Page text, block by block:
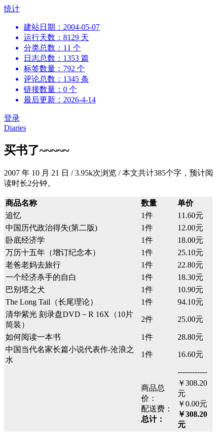
跳
统计
建站日期：2004-05-07
运行天数：8129 天
分类总数：11 个
日志总数：1353 篇
标签数量：792 个
评论总数：1345 条
链接数量：0 个
最后更新：2026-4-14
登录
Diaries
买书了~~~~~
2007 年 10 月 21 日 /3.95k次浏览 /本文共计385个字，预计阅
读时长2分钟。
商品名称 数量
单价
追忆
1件
11.60元
中国历代政治得失(第二版)
1件
12.00元
卧底经济学
1件
18.00元
万历十五年（增订纪念本）
1件
25.10元
老爸老妈去旅行
1件
22.80元
一个经济杀手的自白
1件
18.30元
巴别塔之犬
1件
10.90元
The Long Tail（长尾理论）
1件
94.10元
清华紫光 刻录盘DVD－R 16X（10片
筒装）
2件 25.00元
如何阅读一本书 1件
28.80元
中国当代名家长篇小说代表作-沧浪之
水
1件 16.60元
------------
商品总
价：
配送费：
总计：
￥308.20
元
￥0.00元
￥308.20
元